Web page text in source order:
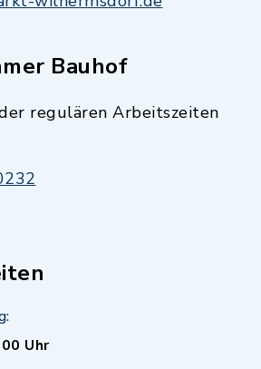
Bauhof
regulären Arbeitszeiten
Uhr